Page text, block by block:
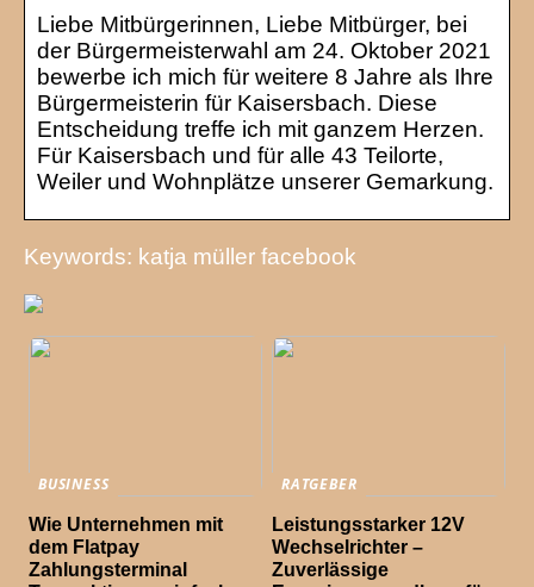
Liebe Mitbürgerinnen, Liebe Mitbürger, bei
der Bürgermeisterwahl am 24. Oktober 2021
bewerbe ich mich für weitere 8 Jahre als Ihre
Bürgermeisterin für Kaisersbach. Diese
Entscheidung treffe ich mit ganzem Herzen.
Für Kaisersbach und für alle 43 Teilorte,
Weiler und Wohnplätze unserer Gemarkung.
Keywords: katja müller facebook
BUSINESS
Wie Unternehmen mit
dem Flatpay
Zahlungsterminal
RATGEBER
Leistungsstarker 12V
Wechselrichter –
Zuverlässige